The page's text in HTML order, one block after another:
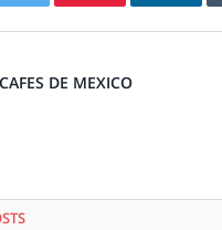
CAFES DE MEXICO